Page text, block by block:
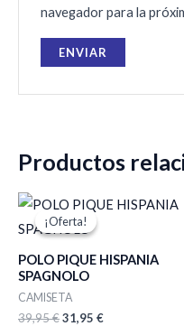
navegador para la
Productos
¡Oferta!
¡Oferta!
POLO PIQUE HISPANIA
SPAGNOLO
CAMISETA
39,95€
El
precio
original
39,95 €.
31,95 €
El
precio
31,95 €.